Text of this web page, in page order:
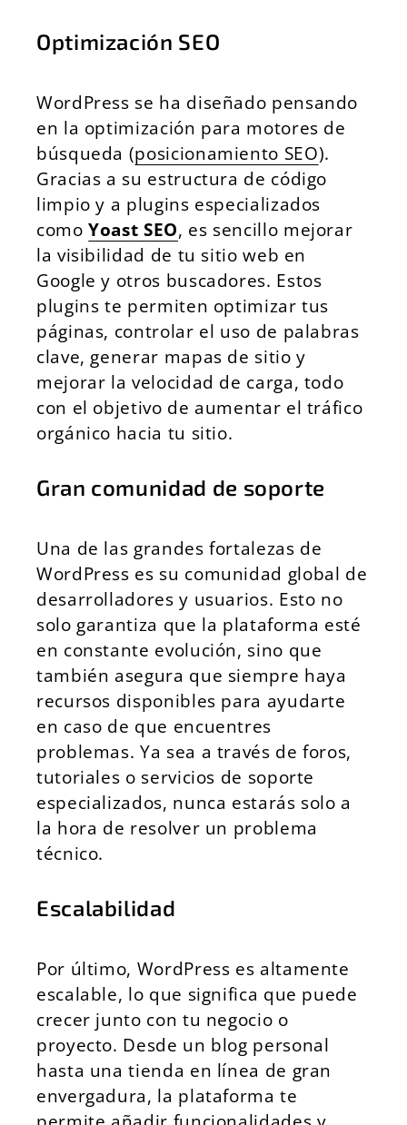
Optimización SEO
WordPress se ha diseñado pensando
en la optimización para motores de
búsqueda (posicionamiento SEO).
Gracias a su estructura de código
limpio y a plugins especializados
comoYoast SEO, es sencillo mejorar
la visibilidad de tu sitio web en
Google y otros buscadores. Estos
plugins te permiten optimizar tus
páginas, controlar el uso de palabras
clave, generar mapas de sitio y
mejorar la velocidad de carga, todo
con el objetivo de aumentar el tráfico
orgánico hacia tu sitio.
Gran comunidad de soporte
Una de las grandes fortalezas de
WordPress es su comunidad global de
desarrolladores y usuarios. Esto no
solo garantiza que la plataforma esté
en constante evolución, sino que
también asegura que siempre haya
recursos disponibles para ayudarte
en caso de que encuentres
problemas. Ya sea a través de foros,
tutoriales o servicios de soporte
especializados, nunca estarás solo a
la hora de resolver un problema
técnico.
Escalabilidad
Por último, WordPress es altamente
escalable, lo que significa que puede
crecer junto con tu negocio o
proyecto. Desde un blog personal
hasta una tienda en línea de gran
envergadura, la plataforma te